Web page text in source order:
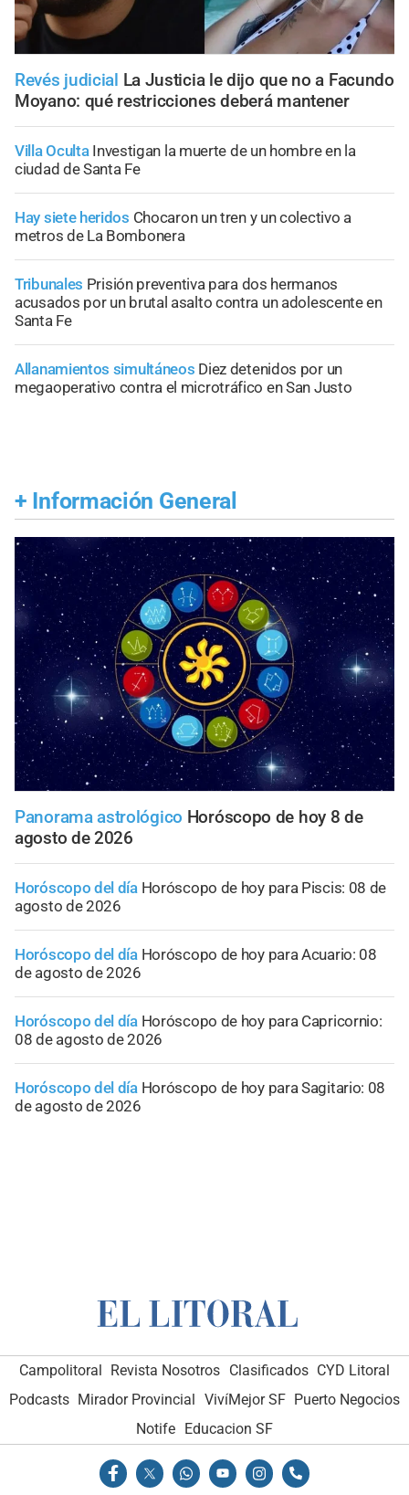
Revés judicial La Justicia le dijo que no a Facundo
Moyano: qué restricciones deberá mantener
Villa Oculta Investigan la muerte de un hombre en la
ciudad de Santa Fe
Hay siete heridos Chocaron un tren y un colectivo a
metros de La Bombonera
Tribunales Prisión preventiva para dos hermanos
acusados por un brutal asalto contra un adolescente en
Santa Fe
Allanamientos simultáneos Diez detenidos por un
megaoperativo contra el microtráfico en San Justo
+ Información General
Panorama astrológico Horóscopo de hoy 8 de
agosto de 2026
Horóscopo del día Horóscopo de hoy para Piscis: 08 de
agosto de 2026
Horóscopo del día Horóscopo de hoy para Acuario: 08
de agosto de 2026
Horóscopo del día Horóscopo de hoy para Capricornio:
08 de agosto de 2026
Horóscopo del día Horóscopo de hoy para Sagitario: 08
de agosto de 2026
Campolitoral Revista Nosotros Clasificados CYD Litoral
Podcasts Mirador Provincial VivíMejor SF Puerto Negocios
Notife Educacion SF